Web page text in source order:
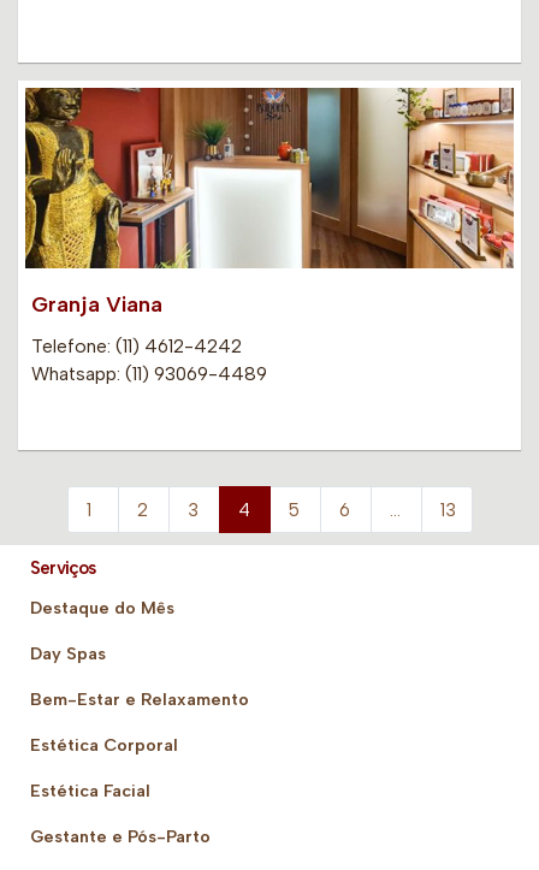
Granja Viana
Telefone: (11) 4612-4242
Whatsapp: (11) 93069-4489
1 2 3 4 5 6 … 13
Serviços
Destaque do Mês
Day Spas
Bem-Estar e Relaxamento
Estética Corporal
Estética Facial
Gestante e Pós-Parto